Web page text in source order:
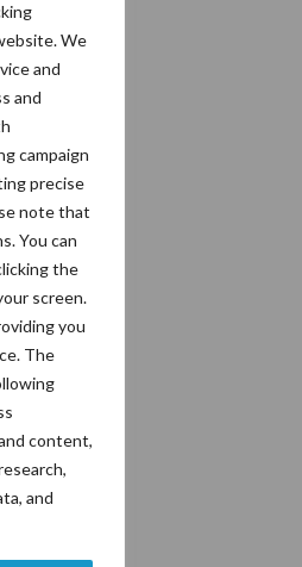
We
and
and
campaign
precise
note that
You can
the
screen.
you
The
content,
and